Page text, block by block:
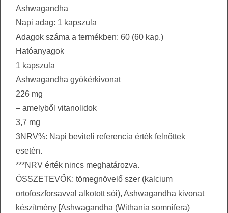
Ashwagandha
Napi adag: 1 kapszula
Adagok száma a termékben: 60 (60 kap.)
Hatóanyagok
1 kapszula
Ashwagandha gyökérkivonat
226 mg
– amelyből vitanolidok
3,7 mg
3NRV%: Napi beviteli referencia érték felnőttek
esetén.
***NRV érték nincs meghatározva.
ÖSSZETEVŐK: tömegnövelő szer (kalcium
ortofoszforsavval alkotott sói), Ashwagandha kivonat
készítmény [Ashwagandha (Withania somnifera)